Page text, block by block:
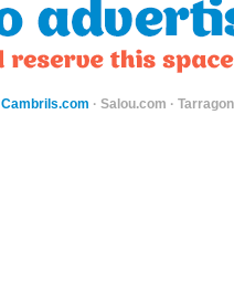
Cambrils.com · Salou.com ·